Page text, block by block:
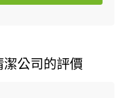
潔公司的評價